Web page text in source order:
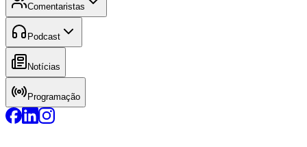
Comentaristas
Podcast
Notícias
Programação